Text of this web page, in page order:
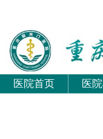
医院首页 医